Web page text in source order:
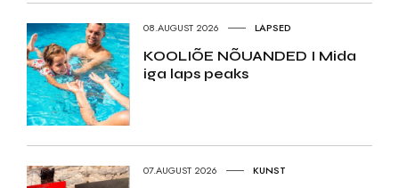
08.AUGUST 2026 LAPSED
KOOLIÕE NÕUANDED I Mida
iga laps peaks
07.AUGUST 2026 KUNST